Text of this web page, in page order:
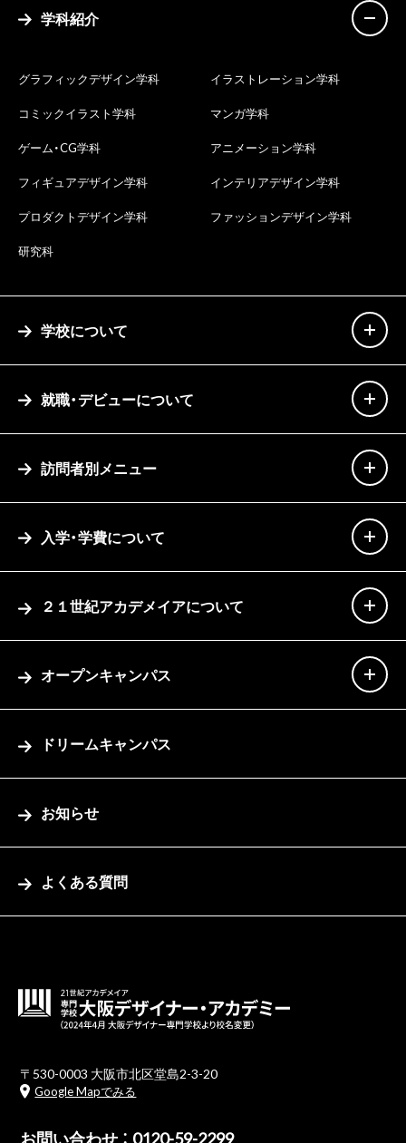
学科紹介
グラフィックデザイン学科
イラストレーション学科
コミックイラスト学科
マンガ学科
ゲーム・CG学科
アニメーション学科
フィギュアデザイン学科
インテリアデザイン学科
プロダクトデザイン学科
ファッションデザイン学科
研究科
学校について
就職・デビューについて
訪問者別メニュー
入学・学費について
２１世紀アカデメイアについて
オープンキャンパス
ドリームキャンパス
お知らせ
よくある質問
〒530-0003 大阪市北区堂島2-3-20
Google Mapでみる